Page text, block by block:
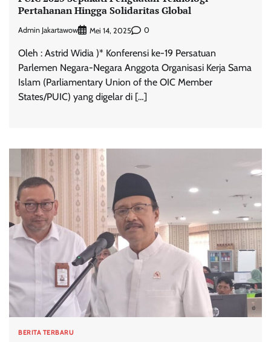
Pertahanan Hingga Solidaritas Global
Admin Jakartawow Mei 14, 2025 0
Oleh : Astrid Widia )* Konferensi ke-19 Persatuan
Parlemen Negara-Negara Anggota Organisasi Kerja Sama
Islam (Parliamentary Union of the OIC Member
States/PUIC) yang digelar di […]
BERITA TERBARU